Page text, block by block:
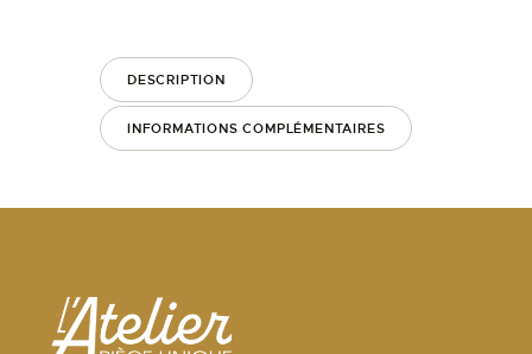
DESCRIPTION
INFORMATIONS COMPLÉMENTAIRES